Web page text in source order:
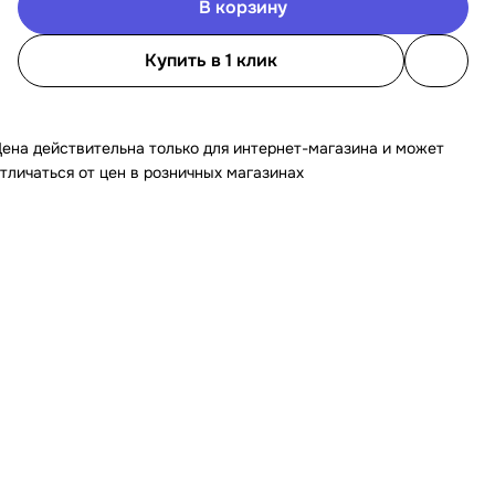
В корзину
Купить в 1 клик
действительна только для интернет-магазина и может
от цен в розничных магазинах